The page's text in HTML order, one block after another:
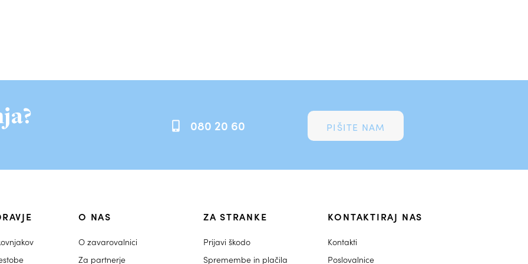
080 20 60 PIŠITE NAM
O NAS
O zavarovalnici
Za partnerje
ZA STRANKE
Prijavi škodo
Spremembe in plačila
KONTAKTIRAJ NAS
Kontakti
Poslovalnice